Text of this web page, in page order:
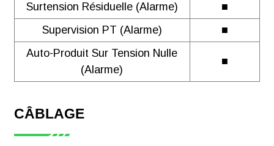
Surtension Résiduelle (alarme)
■
Supervision PT (alarme)
■
Auto-Produit Sur Tension Nulle
(alarme)
■
CÂBLAGE